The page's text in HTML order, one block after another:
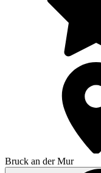
Bruck an der Mur